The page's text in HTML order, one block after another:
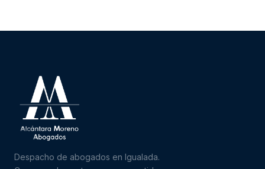
Despacho de abogados en Igualada.